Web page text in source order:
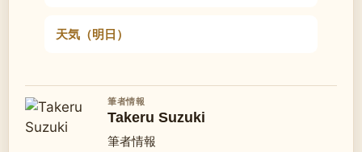
天気（明日）
筆者情報
Takeru Suzuki
筆者情報